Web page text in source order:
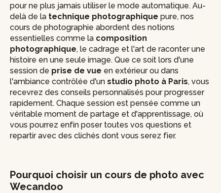
pour ne plus jamais utiliser le mode automatique. Au-
delà de la technique photographique pure, nos
cours de photographie abordent des notions
essentielles comme la composition
photographique, le cadrage et l'art de raconter une
histoire en une seule image. Que ce soit lors d'une
session de prise de vue en extérieur ou dans
l'ambiance contrôlée d'un studio photo à Paris, vous
recevrez des conseils personnalisés pour progresser
rapidement. Chaque session est pensée comme un
véritable moment de partage et d'apprentissage, où
vous pourrez enfin poser toutes vos questions et
repartir avec des clichés dont vous serez fier.
Pourquoi choisir un cours de photo avec
Wecandoo